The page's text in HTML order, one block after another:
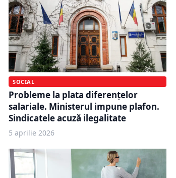
SOCIAL
Probleme la plata diferențelor
salariale. Ministerul impune plafon.
Sindicatele acuză ilegalitate
5 aprilie 2026